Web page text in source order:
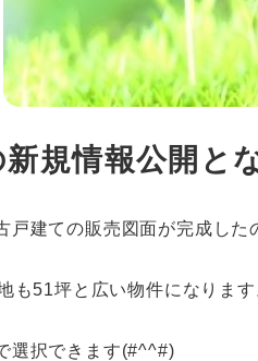
規情報公開と
建ての販売図面が完成した
も51坪と広い物件になります
選択できます(#^^#)